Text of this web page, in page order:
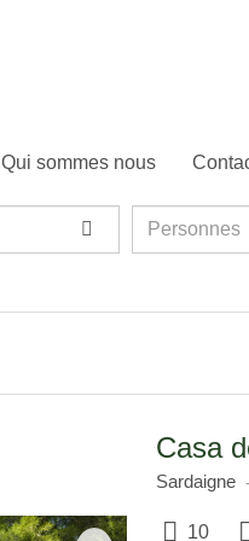
Qui sommes nous
Personnes
Personnes
Casa
Sardaigne
10